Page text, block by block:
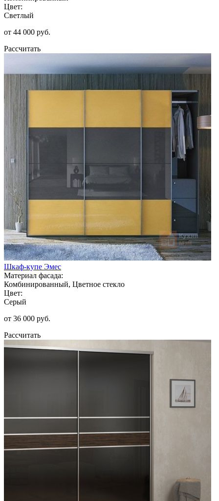
Цвет:
Светлый
от 44 000 руб.
Рассчитать
Шкаф-купе Эмес
Материал фасада:
Комбинированный, Цветное стекло
Цвет:
Серый
от 36 000 руб.
Рассчитать